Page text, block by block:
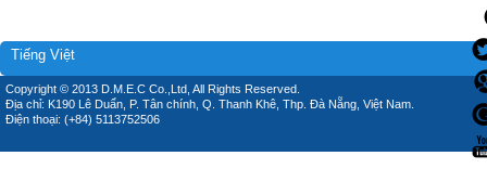
Tiếng Việt
Copyright © 2013 D.M.E.C Co.,Ltd, All Rights Reserved.
Địa chỉ: K190 Lê Duẩn, P. Tân chính, Q. Thanh Khê, Thp. Đà Nẵng, Việt Nam.
Điện thoại: (+84) 5113752506